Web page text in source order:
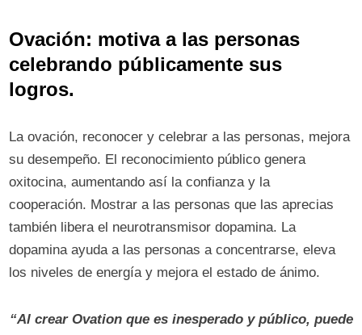
Ovación: motiva a las personas
celebrando públicamente sus
logros.
La ovación, reconocer y celebrar a las personas, mejora
su desempeño. El reconocimiento público genera
oxitocina, aumentando así la confianza y la
cooperación. Mostrar a las personas que las aprecias
también libera el neurotransmisor dopamina. La
dopamina ayuda a las personas a concentrarse, eleva
los niveles de energía y mejora el estado de ánimo.
“Al crear Ovation que es inesperado y público, puede